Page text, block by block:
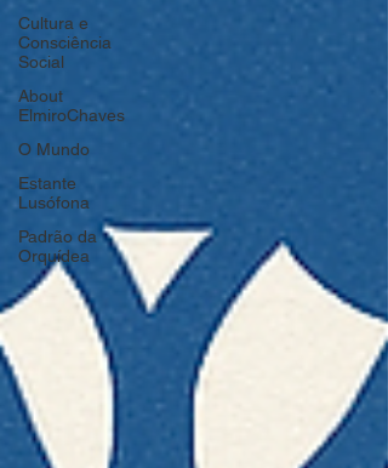
Cultura e
Consciência
Social
About
ElmiroChaves
O Mundo
Estante
Lusófona
Padrão da
Orquídea